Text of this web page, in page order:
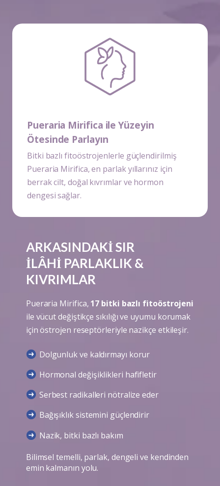
Pueraria Mirifica ile Yüzeyin
Ötesinde Parlayın
Bitki bazlı fitoöstrojenlerle güçlendirilmiş
Pueraria Mirifica, en parlak yıllarınız için
berrak cilt, doğal kıvrımlar ve hormon
dengesi sağlar.
ARKASINDAKİ SIR
İLÂHİ PARLAKLIK &
KIVRIMLAR
Pueraria Mirifica, 17 bitki bazlı fitoöstrojeni
ile vücut değiştikçe sıkılığı ve uyumu korumak
için östrojen reseptörleriyle nazikçe etkileşir.
Dolgunluk ve kaldırmayı korur
Hormonal değişiklikleri hafifletir
Serbest radikalleri nötralize eder
Bağışıklık sistemini güçlendirir
Nazik, bitki bazlı bakım
Bilimsel temelli, parlak, dengeli ve kendinden
emin kalmanın yolu.